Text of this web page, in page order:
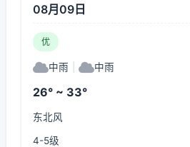
08月09日
优
中雨 中雨
26° ~ 33°
东北风
4-5级